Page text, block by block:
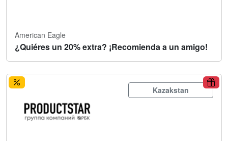
American Eagle
¿Quiéres un 20% extra? ¡Recomienda a un amigo!
Kazakstan